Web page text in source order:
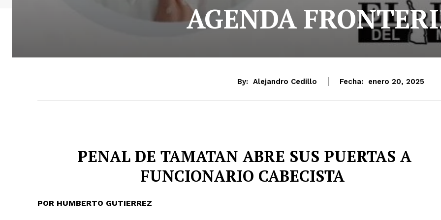
AGENDA
By: Alejandro Cedillo Fecha: enero 20, 2025
PENAL DE TAMATAN ABRE SUS PUERTAS A
FUNCIONARIO CABECISTA
POR HUMBERTO GUTIERREZ